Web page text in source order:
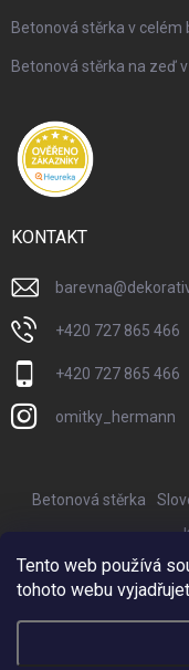
Tento web používá
tohoto webu
Betonová stěrka v celém
Betonová stěrka na zeď
KONTAKT
barevna@
+420 727 865 466
+420 727 865 466
omitky_hermann
Betonová stěrka
Nejkrásnější
Online